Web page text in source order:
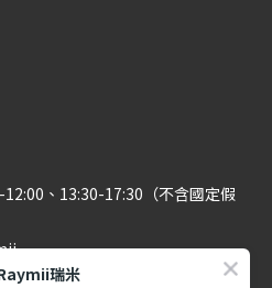
、13:30-17:30（不含國定假
#202瑞米